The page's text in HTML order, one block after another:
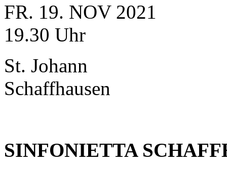
FR. 19. NOV 2021
19.30 Uhr
St. Johann
Schaffhausen
SINFONIETTA